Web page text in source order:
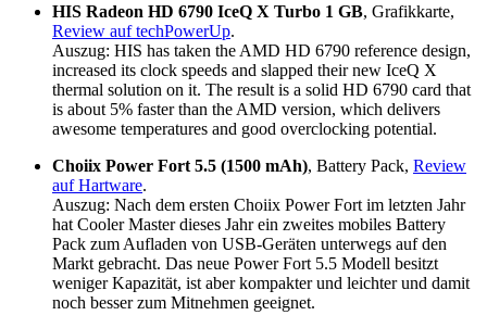
HIS Radeon HD 6790 IceQ X Turbo 1 GB, Grafikkarte,
Review auf techPowerUp.
Auszug: HIS has taken the AMD HD 6790 reference design,
increased its clock speeds and slapped their new IceQ X
thermal solution on it. The result is a solid HD 6790 card that
is about 5% faster than the AMD version, which delivers
awesome temperatures and good overclocking potential.
Choiix Power Fort 5.5 (1500 mAh), Battery Pack, Review
auf Hartware.
Auszug: Nach dem ersten Choiix Power Fort im letzten Jahr
hat Cooler Master dieses Jahr ein zweites mobiles Battery
Pack zum Aufladen von USB-Geräten unterwegs auf den
Markt gebracht. Das neue Power Fort 5.5 Modell besitzt
weniger Kapazität, ist aber kompakter und leichter und damit
noch besser zum Mitnehmen geeignet.